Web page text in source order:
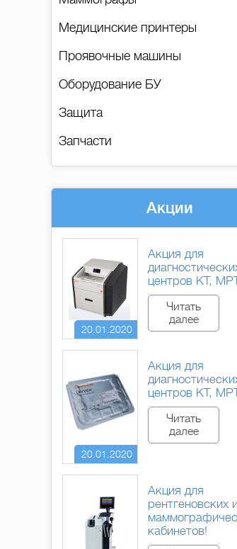
Медицинские принтеры
Проявочные машины
Оборудование БУ
Защита
Запчасти
Акции
20.01.2020
Акция для
центров КТ,
Читать
далее
20.01.2020
Акция для
центров КТ,
Читать
далее
Акция для
рентгеновских и
кабинетов!